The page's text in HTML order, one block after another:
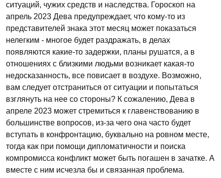
ситуаций, чужих средств и наследства. Гороскоп на
апрель 2023 Дева предупреждает, что кому-то из
представителей знака этот месяц может показаться
нелегким - многое будет раздражать, в делах
появляются какие-то задержки, планы рушатся, а в
отношениях с близкими людьми возникает какая-то
недосказанность, все повисает в воздухе. Возможно,
вам следует отстраниться от ситуации и попытаться
взглянуть на нее со стороны? К сожалению, Дева в
апреле 2023 может стремиться к главенствованию в
большинстве вопросов, из-за чего она часто будет
вступать в конфронтацию, буквально на ровном месте,
тогда как при помощи дипломатичности и поиска
компромисса конфликт может быть погашен в зачатке. А
вместе с ним исчезла бы и связанная проблема.